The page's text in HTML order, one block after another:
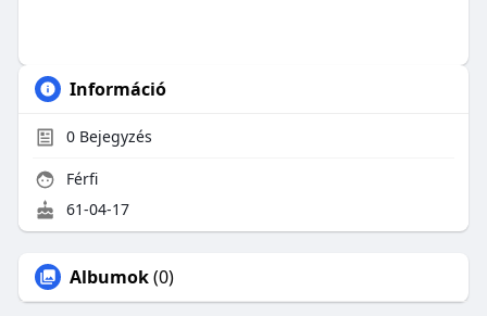
Információ
0Bejegyzés
Férfi
61-04-17
Albumok(0)